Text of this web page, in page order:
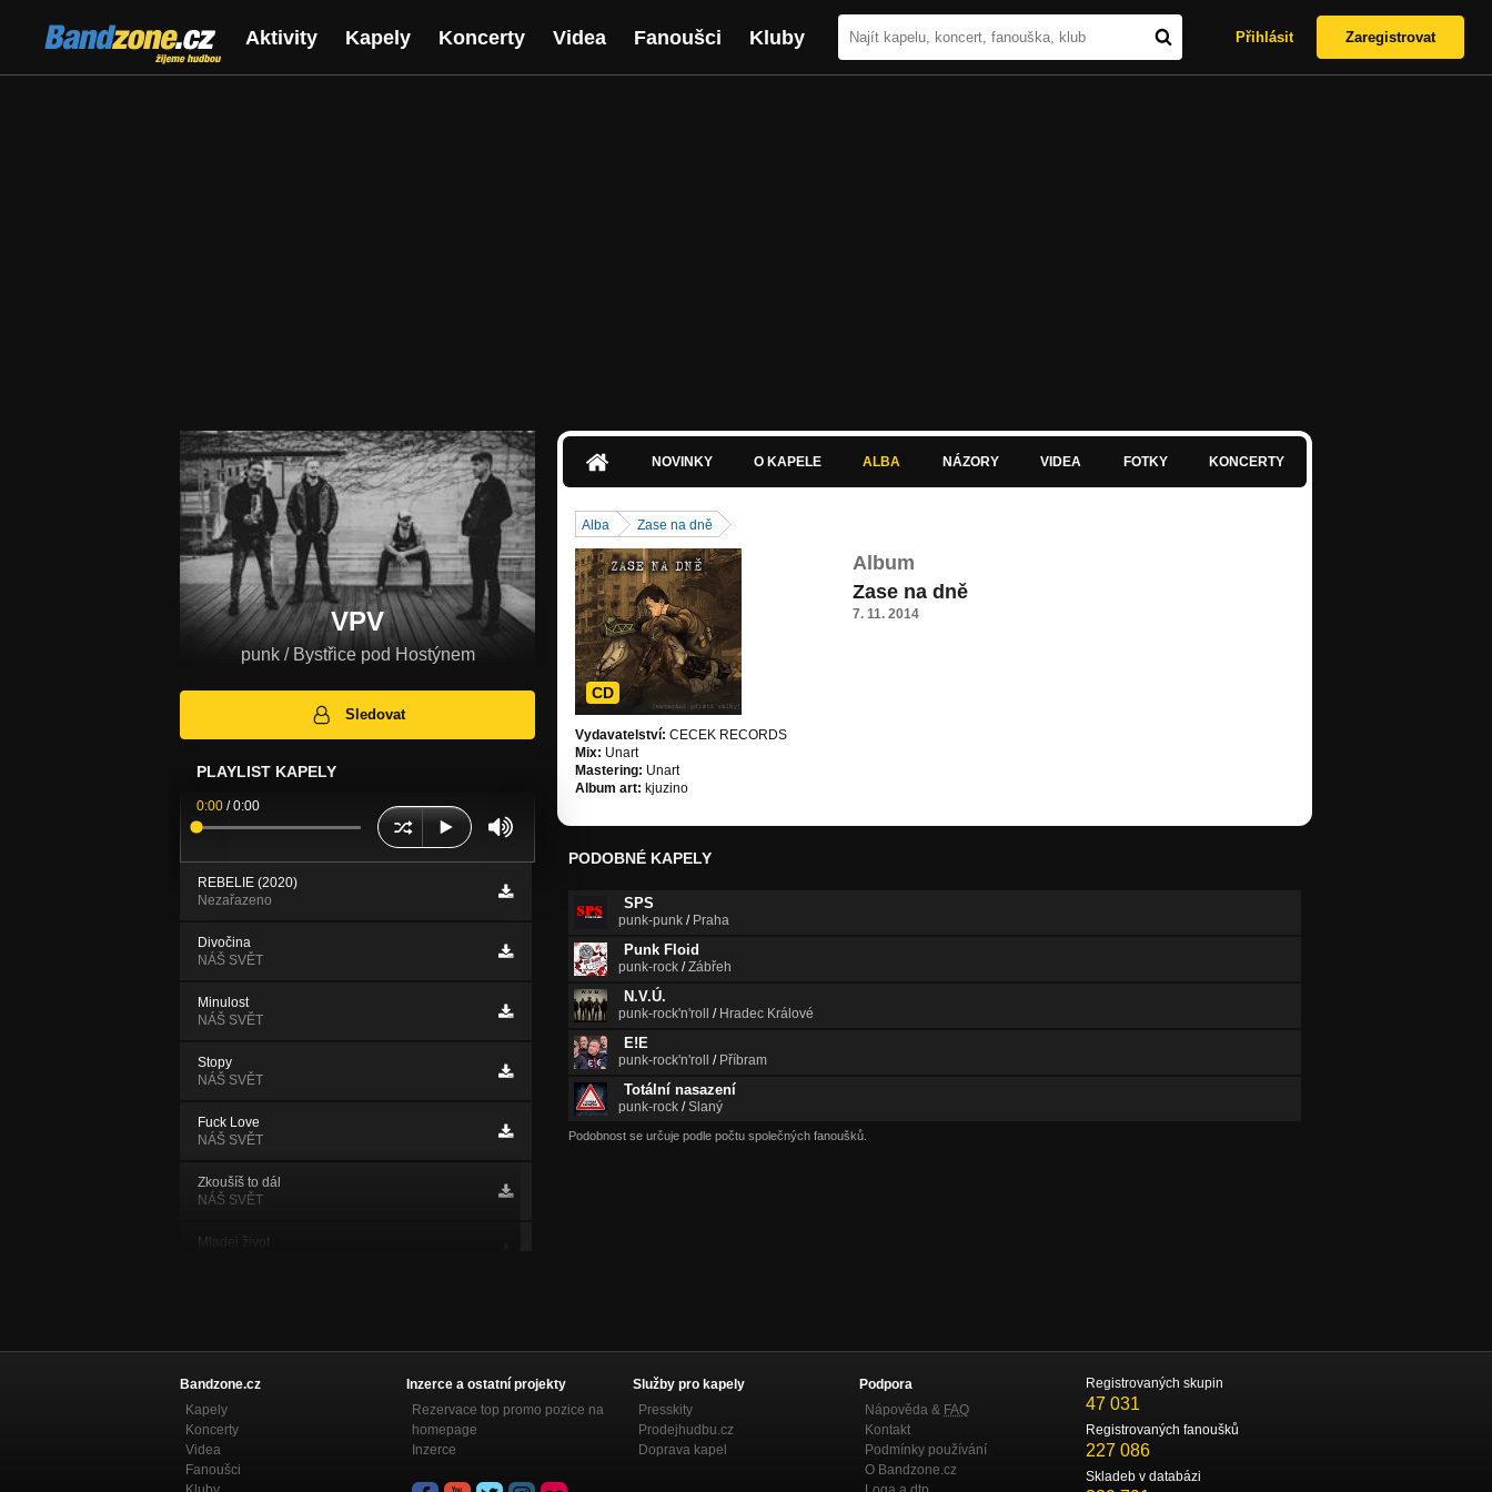
Bandzone.cz
žijeme hudbou
Aktivity Kapely Koncerty Videa Fanoušci Kluby Přihlásit Zaregistrovat
VPV
punk / Bystřice pod Hostýnem
Sledovat
PLAYLIST KAPELY
0:00 /0:00
REBELIE (2020)
Nezařazeno
Divočina
NÁŠ SVĚT
Minulost
NÁŠ SVĚT
Stopy
NÁŠ SVĚT
Fuck Love
NÁŠ SVĚT
Zkoušíš to dál
NÁŠ SVĚT
Mladej život
NÁŠ SVĚT
Pravda a láska
NÁŠ SVĚT
Panková
NOVINKY O KAPELE ALBA NÁZORY VIDEA FOTKY KONCERTY
Alba Zase na dně
CD
Vydavatelství: CECEK RECORDS
Mix: Unart
Mastering: Unart
Album art: kjuzino
Album
Zase na dně
7. 11. 2014
PODOBNÉ KAPELY
SPS
punk-punk / Praha
Punk Floid
punk-rock /Zábřeh
N.V.Ú.
punk-rock'n'roll / Hradec Králové
E!E
punk-rock'n'roll / Příbram
Totální nasazení
punk-rock /Slaný
Podobnost se určuje podle počtu společných fanoušků.
Bandzone.cz
Kapely
Koncerty
Videa
Fanoušci
Inzerce a ostatní projekty
Rezervace top promo pozice na
homepage
Inzerce
Služby pro kapely
Presskity
Prodejhudbu.cz
Doprava kapel
Podpora
Nápověda & FAQ
Kontakt
Podmínky používání
O Bandzone.cz
Registrovaných skupin
47 031
Registrovaných fanoušků
227 086
Skladeb v databázi